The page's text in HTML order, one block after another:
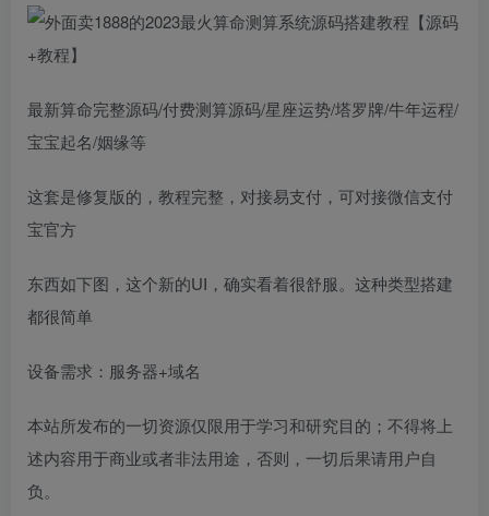
最新算命完整源码/付费测算源码/星座运势/塔罗牌/牛年运程/
宝宝起名/姻缘等
这套是修复版的，教程完整，对接易支付，可对接微信支付
宝官方
东西如下图，这个新的UI，确实看着很舒服。这种类型搭建
都很简单
设备需求：服务器+域名
本站所发布的一切资源仅限用于学习和研究目的；不得将上
述内容用于商业或者非法用途，否则，一切后果请用户自
负。